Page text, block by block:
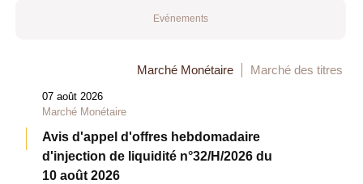
Evénements
Marché Monétaire Marché des titres
07 août 2026
Marché Monétaire
Avis d'appel d'offres hebdomadaire
d'injection de liquidité n°32/H/2026 du
10 août 2026